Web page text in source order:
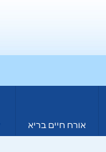
אורח חיים בריא